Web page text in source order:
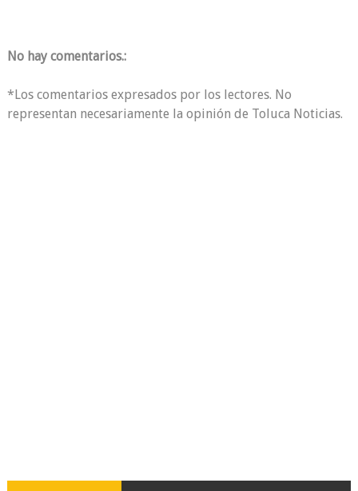
No hay comentarios.:
*Los comentarios expresados por los lectores. No
representan necesariamente la opinión de Toluca Noticias.